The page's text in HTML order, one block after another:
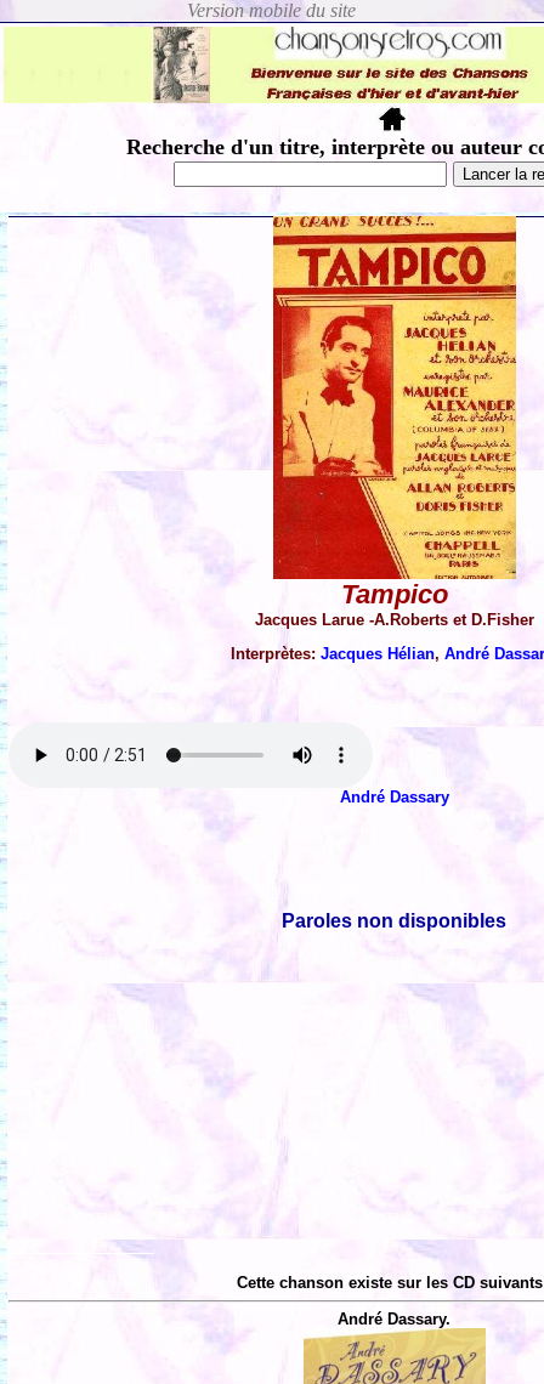
Recherche d'un titre, interprète ou auteur
Tampico
Jacques Larue -A.Roberts et D.Fisher
Interprètes: Jacques Hélian, André
André Dassary
Paroles non disponibles
Cette chanson existe sur les CD
André Dassary.